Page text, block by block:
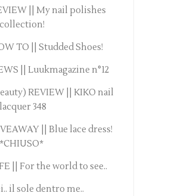
|| My nail polishes
collection!
TO || Studded Shoes!
|| Luukmagazine n°12
REVIEW || KIKO nail
lacquer 348
|| Blue lace dress!
*CHIUSO*
|| For the world to see..
il sole dentro me..